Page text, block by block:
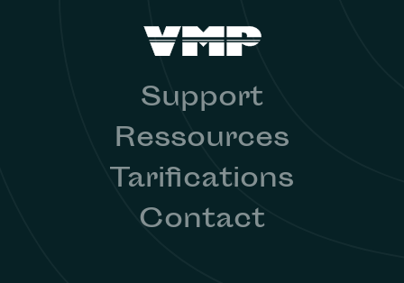
Support
Ressources
Tarifications
Contact